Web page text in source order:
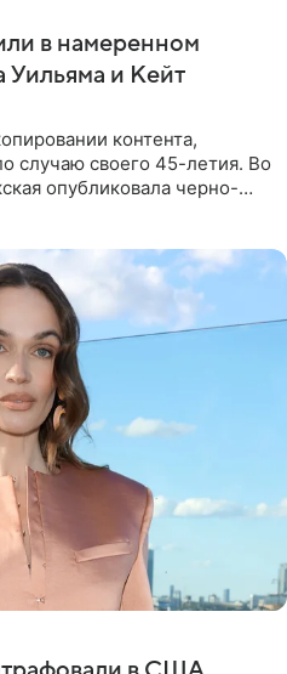
в намеренном
Уильяма и Кейт
контента,
случаю своего 45-летия. Во
опубликовала черно-